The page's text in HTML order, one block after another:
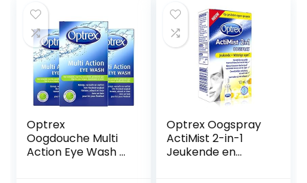
Optrex
Oogdouche Multi
Action Eye Wash –
Optrex Oogspray
ActiMist 2-in-1
Jeukende en